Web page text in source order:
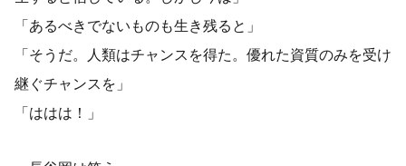
「あるべきでないものも生き残ると」
「そうだ。人類はチャンスを得た。優れた資質のみを受け
継ぐチャンスを」
「ははは！」